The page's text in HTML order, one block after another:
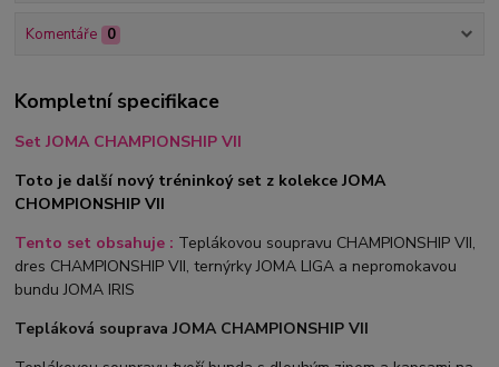
Komentáře 0
Kompletní specifikace
Set JOMA CHAMPIONSHIP VII
Toto je další nový tréninkoý set z kolekce JOMA
CHOMPIONSHIP VII
Tento set obsahuje : Teplákovou soupravu CHAMPIONSHIP VII,
dres CHAMPIONSHIP VII, ternýrky JOMA LIGA a nepromokavou
bundu JOMA IRIS
Tepláková souprava JOMA CHAMPIONSHIP VII